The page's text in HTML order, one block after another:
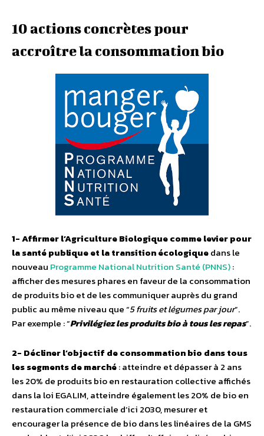
10 actions concrètes pour
accroître la consommation bio
1- Affirmer l’Agriculture Biologique comme levier pour
la santé publique et la transition écologiquedans le
nouveau Programme National Nutrition Santé (PNNS):
afficher des mesures phares en faveur de la consommation
de produits bio et de les communiquer auprès du grand
public au même niveau que “5 fruits et légumes par jour”.
Par exemple : “Privilégiez les produits bio à tous les repas”.
2- Décliner l’objectif de consommation bio dans tous
les segments de marché: atteindre et dépasser à 2 ans
les 20% de produits bio en restauration collective affichés
dans la loi EGALIM, atteindre également les 20% de bio en
restauration commerciale d’ici 2030, mesurer et
encourager la présence de bio dans les linéaires de la GMS